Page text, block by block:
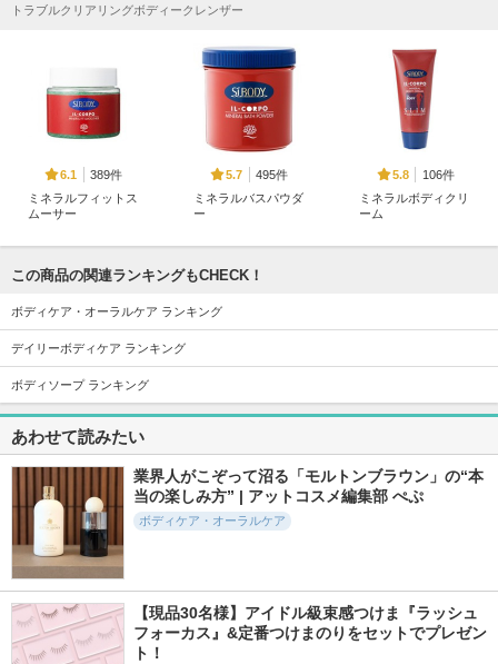
トラブルクリアリングボディークレンザー
6.1
389件
ミネラルフィットス
ムーサー
5.7
495件
ミネラルバスパウダ
ー
5.8
106件
ミネラルボディクリ
ーム
5.8
246件
ミネラルボディシャ
インジェル
イルコルポ
ベビークリーム
アパガードクリスタ
ル歯ブラシ
178件
蒸気でじんわり 足
シート
めぐりズム
モイスチャライジン
グローション
ビーエヌディーアン
ダーアームクリーム
この商品の関連ランキングもCHECK！
ボディケア・オーラルケア ランキング
デイリーボディケア ランキング
ボディソープ ランキング
あわせて読みたい
業界人がこぞって沼る「モルトンブラウン」の“本
当の楽しみ方” | アットコスメ編集部 ぺぷ
ボディケア・オーラルケア
【現品30名様】アイドル級束感つけま『ラッシュ
フォーカス』&定番つけまのりをセットでプレゼン
ト！